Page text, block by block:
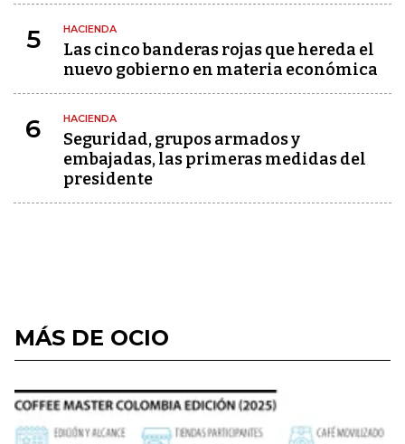
5 HACIENDA
Las cinco banderas rojas que hereda el
nuevo gobierno en materia económica
6 HACIENDA
Seguridad, grupos armados y
embajadas, las primeras medidas del
presidente
MÁS DE OCIO